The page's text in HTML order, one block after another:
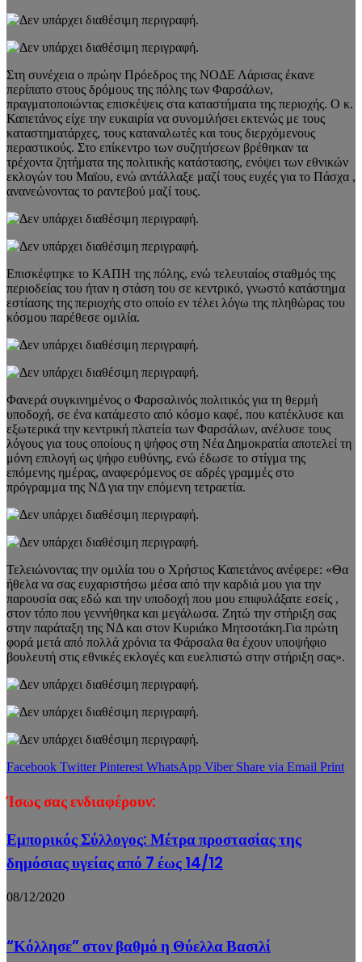
Στη συνέχεια ο πρώην Πρόεδρος της ΝΟΔΕ Λάρισας έκανε
περίπατο στους δρόμους της πόλης των Φαρσάλων,
πραγματοποιώντας επισκέψεις στα καταστήματα της περιοχής. Ο κ.
Καπετάνος είχε την ευκαιρία να συνομιλήσει εκτενώς με τους
καταστηματάρχες, τους καταναλωτές και τους διερχόμενους
περαστικούς. Στο επίκεντρο των συζητήσεων βρέθηκαν τα
τρέχοντα ζητήματα της πολιτικής κατάστασης, ενόψει των εθνικών
εκλογών του Μαϊου, ενώ αντάλλαξε μαζί τους ευχές για το Πάσχα ,
ανανεώνοντας το ραντεβού μαζί τους.
Επισκέφτηκε το ΚΑΠΗ της πόλης, ενώ τελευταίος σταθμός της
περιοδείας του ήταν η στάση του σε κεντρικό, γνωστό κατάστημα
εστίασης της περιοχής στο οποίο εν τέλει λόγω της πληθώρας του
κόσμου παρέθεσε ομιλία.
Φανερά συγκινημένος ο Φαρσαλινός πολιτικός για τη θερμή
υποδοχή, σε ένα κατάμεστο από κόσμο καφέ, που κατέκλυσε και
εξωτερικά την κεντρική πλατεία των Φαρσάλων, ανέλυσε τους
λόγους για τους οποίους η ψήφος στη Νέα Δημοκρατία αποτελεί τη
μόνη επιλογή ως ψήφο ευθύνης, ενώ έδωσε το στίγμα της
επόμενης ημέρας, αναφερόμενος σε αδρές γραμμές στο
πρόγραμμα της ΝΔ για την επόμενη τετραετία.
Τελειώνοντας την ομιλία του ο Χρήστος Καπετάνος ανέφερε: «Θα
ήθελα να σας ευχαριστήσω μέσα από την καρδιά μου για την
παρουσία σας εδώ και την υποδοχή που μου επιφυλάξατε εσείς ,
στον τόπο που γεννήθηκα και μεγάλωσα. Ζητώ την στήριξη σας
στην παράταξη της ΝΔ και στον Κυριάκο Μητσοτάκη.Για πρώτη
φορά μετά από πολλά χρόνια τα Φάρσαλα θα έχουν υποψήφιο
βουλευτή στις εθνικές εκλογές και ευελπιστώ στην στήριξη σας».
Facebook Twitter Pinterest WhatsApp Viber Share via Email Print
Ίσως σας ενδιαφέρουν:
Εμπορικός Σύλλογος: Μέτρα προστασίας της
δημόσιας υγείας από 7 έως 14/12
08/12/2020
“Κόλλησε” στον βαθμό η Θύελλα Βασιλί